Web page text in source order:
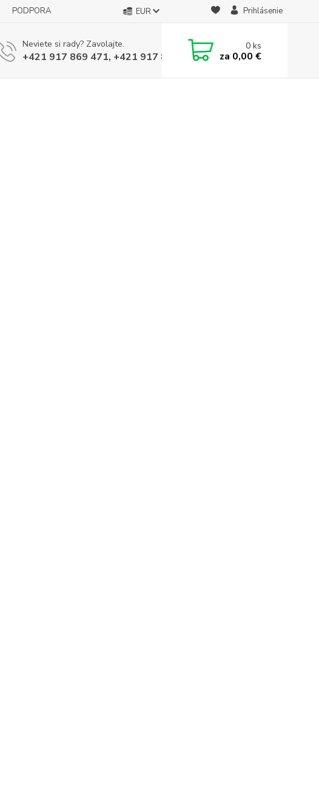
PODPORA EUR Prihlásenie
Neviete si rady? Zavolajte.
+421 917 869 471, +421 917 817 905
0ks
za 0,00 €